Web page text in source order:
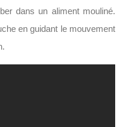
dans un aliment mouliné.
en guidant le mouvement